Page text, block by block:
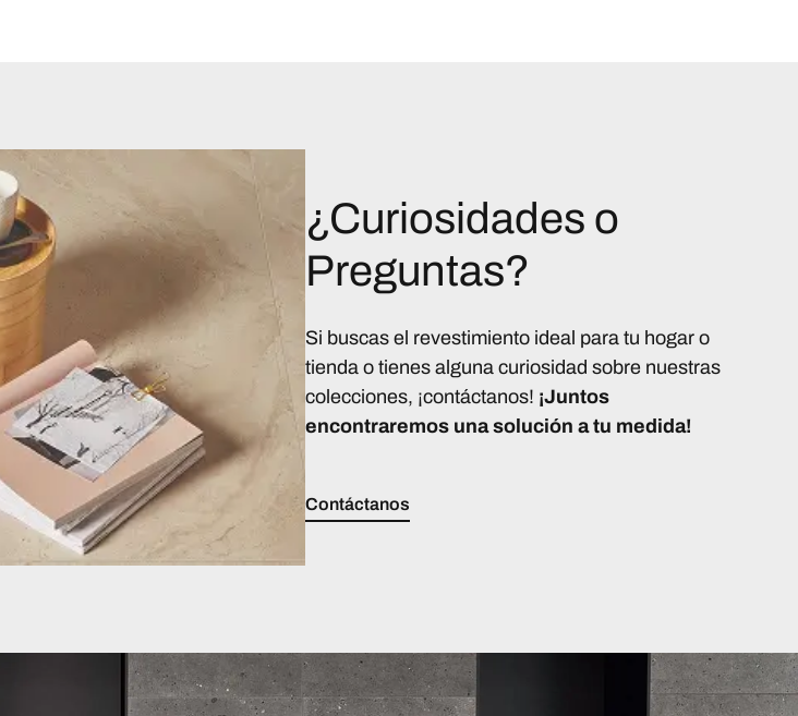
¿Curiosidades o
Preguntas?
Si buscas el revestimiento ideal para tu hogar o
tienda o tienes alguna curiosidad sobre nuestras
colecciones, ¡contáctanos! ¡Juntos
encontraremos una solución a tu medida!
Contáctanos